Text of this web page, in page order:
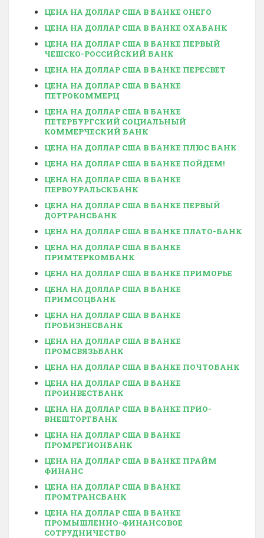
ЦЕНА НА ДОЛЛАР США В БАНКЕ ОНЕГО
ЦЕНА НА ДОЛЛАР США В БАНКЕ ОХАБАНК
ЦЕНА НА ДОЛЛАР США В БАНКЕ ПЕРВЫЙ
ЧЕШСКО-РОССИЙСКИЙ БАНК
ЦЕНА НА ДОЛЛАР США В БАНКЕ ПЕРЕСВЕТ
ЦЕНА НА ДОЛЛАР США В БАНКЕ
ПЕТРОКОММЕРЦ
ЦЕНА НА ДОЛЛАР США В БАНКЕ
ПЕТЕРБУРГСКИЙ СОЦИАЛЬНЫЙ
КОММЕРЧЕСКИЙ БАНК
ЦЕНА НА ДОЛЛАР США В БАНКЕ ПЛЮС БАНК
ЦЕНА НА ДОЛЛАР США В БАНКЕ ПОЙДЕМ!
ЦЕНА НА ДОЛЛАР США В БАНКЕ
ПЕРВОУРАЛЬСКБАНК
ЦЕНА НА ДОЛЛАР США В БАНКЕ ПЕРВЫЙ
ДОРТРАНСБАНК
ЦЕНА НА ДОЛЛАР США В БАНКЕ ПЛАТО-БАНК
ЦЕНА НА ДОЛЛАР США В БАНКЕ
ПРИМТЕРКОМБАНК
ЦЕНА НА ДОЛЛАР США В БАНКЕ ПРИМОРЬЕ
ЦЕНА НА ДОЛЛАР США В БАНКЕ
ПРИМСОЦБАНК
ЦЕНА НА ДОЛЛАР США В БАНКЕ
ПРОБИЗНЕСБАНК
ЦЕНА НА ДОЛЛАР США В БАНКЕ
ПРОМСВЯЗЬБАНК
ЦЕНА НА ДОЛЛАР США В БАНКЕ ПОЧТОБАНК
ЦЕНА НА ДОЛЛАР США В БАНКЕ
ПРОИНВЕСТБАНК
ЦЕНА НА ДОЛЛАР США В БАНКЕ ПРИО-
ВНЕШТОРГБАНК
ЦЕНА НА ДОЛЛАР США В БАНКЕ
ПРОМРЕГИОНБАНК
ЦЕНА НА ДОЛЛАР США В БАНКЕ ПРАЙМ
ФИНАНС
ЦЕНА НА ДОЛЛАР США В БАНКЕ
ПРОМТРАНСБАНК
ЦЕНА НА ДОЛЛАР США В БАНКЕ
ПРОМЫШЛЕННО-ФИНАНСОВОЕ
СОТРУДНИЧЕСТВО